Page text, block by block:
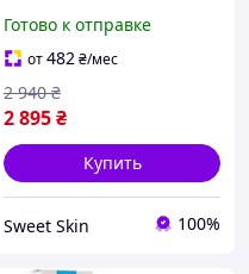
glow cream bronzer 1 Fair
21 g
Готово к отправке
от482₴/мес
2 895₴
2 940 ₴
Купить
Sweet Skin 100%